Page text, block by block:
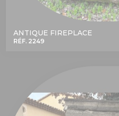
ANTIQUE FIREPLACE
RÉF. 2249